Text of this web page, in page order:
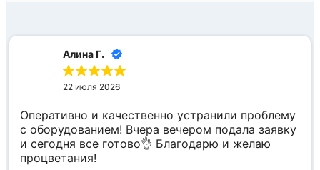
Алина Г.
22 июля 2026
Оперативно и качественно устранили проблему
с оборудованием! Вчера вечером подала заявку
и сегодня все готово👌 Благодарю и желаю
процветания!